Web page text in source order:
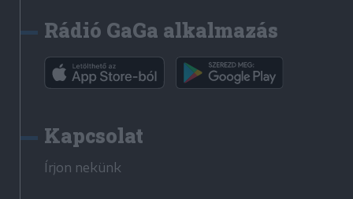
Rádió GaGa alkalmazás
Kapcsolat
Írjon nekünk